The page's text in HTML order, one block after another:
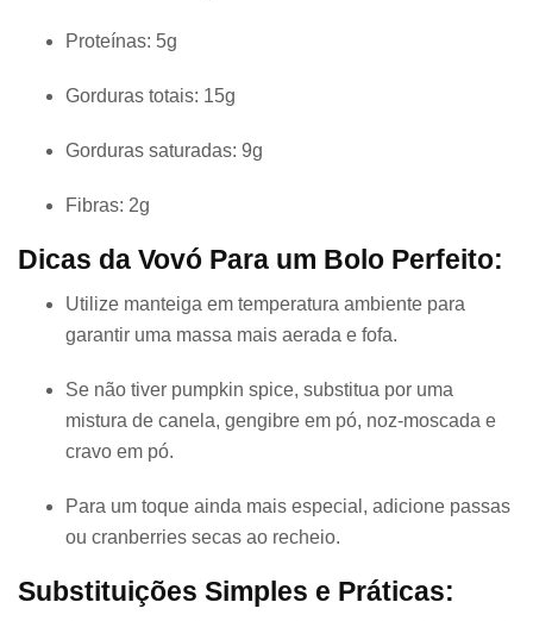
Proteínas: 5g
Gorduras totais: 15g
Gorduras saturadas: 9g
Fibras: 2g
Dicas da Vovó Para um Bolo Perfeito:
Utilize manteiga em temperatura ambiente para
garantir uma massa mais aerada e fofa.
Se não tiver pumpkin spice, substitua por uma
mistura de canela, gengibre em pó, noz-moscada e
cravo em pó.
Para um toque ainda mais especial, adicione passas
ou cranberries secas ao recheio.
Substituições Simples e Práticas: